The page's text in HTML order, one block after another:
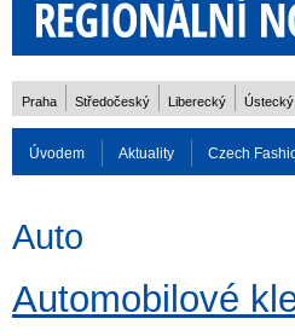
Praha Středočeský Liberecký Ústecký
Úvodem Aktuality Czech
Auto
Automobilové